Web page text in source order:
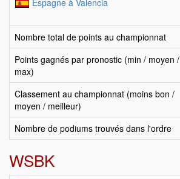
Espagne à Valencia
Nombre total de points au championnat
Points gagnés par pronostic (min / moyen /
max)
Classement au championnat (moins bon /
moyen / meilleur)
Nombre de podiums trouvés dans l'ordre
WSBK